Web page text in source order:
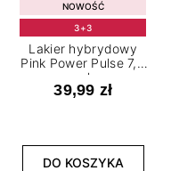
NOWOŚĆ
3+3
Lakier hybrydowy
Pink Power Pulse 7,2
ml
39,99 zł
DO KOSZYKA